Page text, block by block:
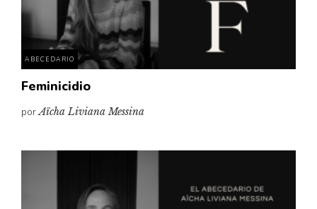
ABECEDARIO
Feminicidio
porAïcha Liviana Messina